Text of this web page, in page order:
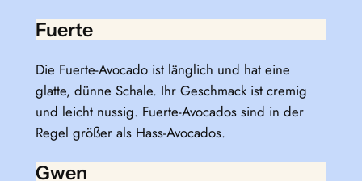
Fuerte
Die Fuerte-Avocado ist länglich und hat eine
glatte, dünne Schale. Ihr Geschmack ist cremig
und leicht nussig. Fuerte-Avocados sind in der
Regel größer als Hass-Avocados.
Gwen